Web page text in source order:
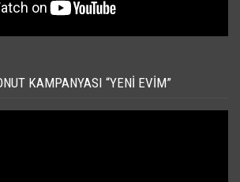
KAMPANYASI “YENI EVIM”